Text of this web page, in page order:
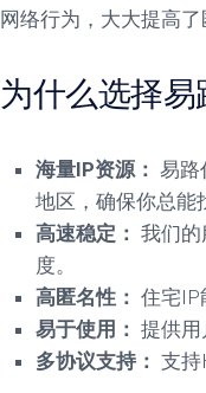
网络行为，大大提高了
为什么选择易
海量IP资源： 易路
地区，确保你总能
高速稳定： 我们
度。
高匿名性： 住宅IP
易于使用： 提供用
多协议支持： 支持